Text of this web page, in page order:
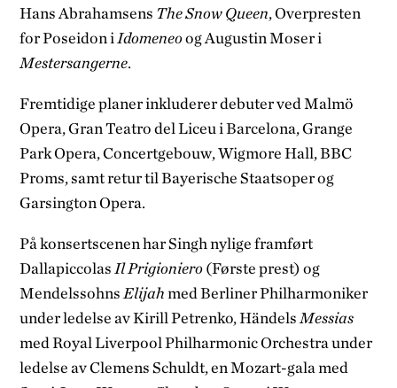
Hans Abrahamsens The Snow Queen, Overpresten
for Poseidon i Idomeneoog Augustin Moser i
Mestersangerne.
Fremtidige planer inkluderer debuter ved Malmö
Opera, Gran Teatro del Liceu i Barcelona, Grange
Park Opera, Concertgebouw, Wigmore Hall, BBC
Proms, samt retur til Bayerische Staatsoper og
Garsington Opera.
På konsertscenen har Singh nylige framført
Dallapiccolas Il Prigioniero(Første prest) og
Mendelssohns Elijahmed Berliner Philharmoniker
under ledelse av Kirill Petrenko, Händels Messias
med Royal Liverpool Philharmonic Orchestra under
ledelse av Clemens Schuldt, en Mozart-gala med